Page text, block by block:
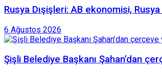
Rusya Dışişleri: AB ekonomisi,
6 Ağustos 2026
Şişli Belediye Başkanı Şahan’dan